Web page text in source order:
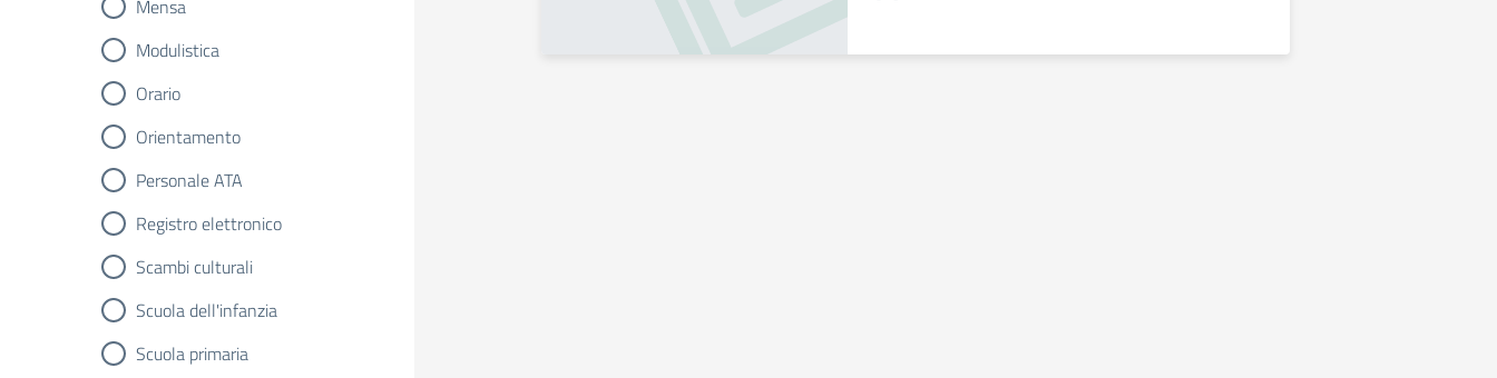
Mensa
Modulistica
Orario
Orientamento
Personale ATA
Registro elettronico
Scambi culturali
Scuola dell'infanzia
Scuola primaria